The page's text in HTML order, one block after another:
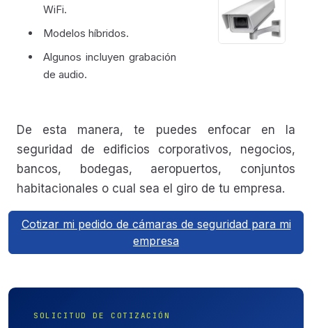
WiFi.
Modelos híbridos.
Algunos incluyen grabación
de audio.
De esta manera, te puedes enfocar en la
seguridad de edificios corporativos, negocios,
bancos, bodegas, aeropuertos, conjuntos
habitacionales o cual sea el giro de tu empresa.
Cotizar mi pedido de cámaras de seguridad para mi
empresa
SOLICITUD DE COTIZACIÓN